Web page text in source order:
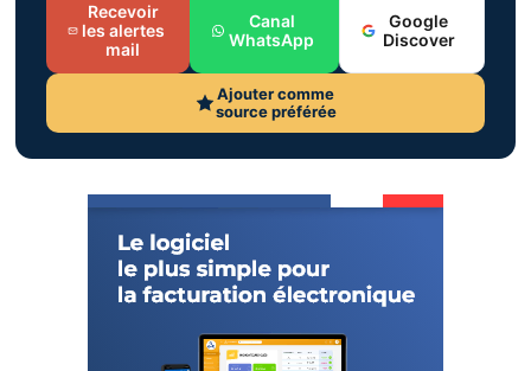
Recevoir
les alertes
mail
Canal
WhatsApp
Google
Discover
Ajouter comme
source préférée